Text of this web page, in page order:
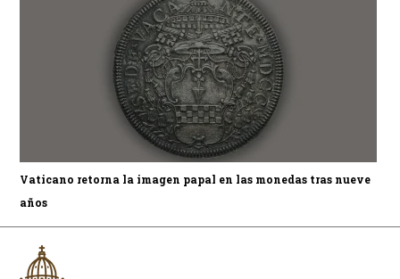
Vaticano retorna la imagen papal en las monedas tras nueve
años